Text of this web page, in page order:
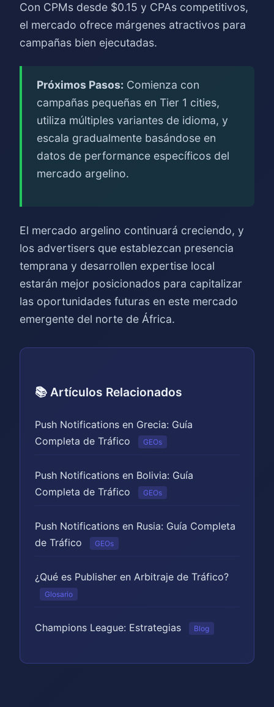
Con CPMs desde $0.15 y CPAs competitivos,
el mercado ofrece márgenes atractivos para
campañas bien ejecutadas.
Próximos Pasos: Comienza con
campañas pequeñas en Tier 1 cities,
utiliza múltiples variantes de idioma, y
escala gradualmente basándose en
datos de performance específicos del
mercado argelino.
El mercado argelino continuará creciendo, y
los advertisers que establezcan presencia
temprana y desarrollen expertise local
estarán mejor posicionados para capitalizar
las oportunidades futuras en este mercado
emergente del norte de África.
📚 Artículos Relacionados
Push Notifications en Grecia: Guía
Completa de Tráfico
GEOs
Push Notifications en Bolivia: Guía
Completa de Tráfico
GEOs
Push Notifications en Rusia: Guía Completa
de Tráfico
GEOs
¿Qué es Publisher en Arbitraje de Tráfico?
Glosario
Champions League: Estrategias Blog